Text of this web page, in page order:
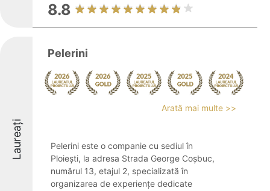
8.8
Laureați
Pelerini
Arată mai multe >>
Pelerini este o companie cu sediul în
Ploiești, la adresa Strada George Coșbuc,
numărul 13, etajul 2, specializată în
organizarea de experiențe dedicate